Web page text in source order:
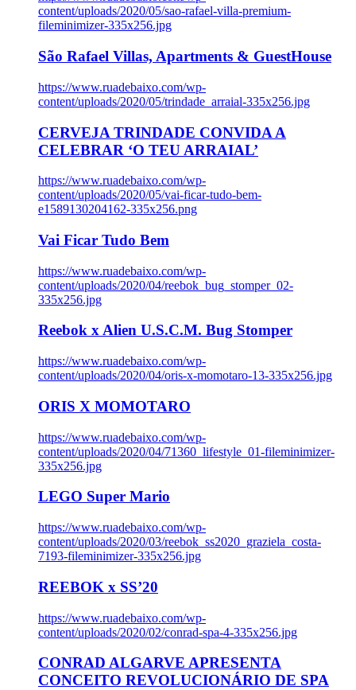
content/uploads/2020/05/sao-rafael-villa-premium-
fileminimizer-335x256.jpg
São Rafael Villas, Apartments & GuestHouse
https://www.ruadebaixo.com/wp-
content/uploads/2020/05/trindade_arraial-335x256.jpg
CERVEJA TRINDADE CONVIDA A
CELEBRAR ‘O TEU ARRAIAL’
https://www.ruadebaixo.com/wp-
content/uploads/2020/05/vai-ficar-tudo-bem-
e1589130204162-335x256.png
Vai Ficar Tudo Bem
https://www.ruadebaixo.com/wp-
content/uploads/2020/04/reebok_bug_stomper_02-
335x256.jpg
Reebok x Alien U.S.C.M. Bug Stomper
https://www.ruadebaixo.com/wp-
content/uploads/2020/04/oris-x-momotaro-13-335x256.jpg
ORIS X MOMOTARO
https://www.ruadebaixo.com/wp-
content/uploads/2020/04/71360_lifestyle_01-fileminimizer-
335x256.jpg
LEGO Super Mario
https://www.ruadebaixo.com/wp-
content/uploads/2020/03/reebok_ss2020_graziela_costa-
7193-fileminimizer-335x256.jpg
REEBOK x SS’20
https://www.ruadebaixo.com/wp-
content/uploads/2020/02/conrad-spa-4-335x256.jpg
CONRAD ALGARVE APRESENTA
CONCEITO REVOLUCIONÁRIO DE SPA